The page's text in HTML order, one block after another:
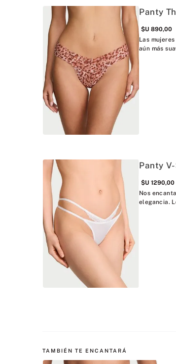
Panty
$U 890,00
Las
aún más
Panty
$U 1290,00
Nos
elegancia.
TAMBIÉN TE ENCANTARÁ